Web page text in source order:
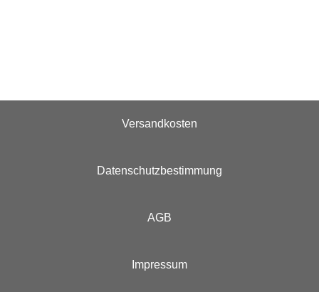
Versandkosten
Datenschutzbestimmung
AGB
Impressum